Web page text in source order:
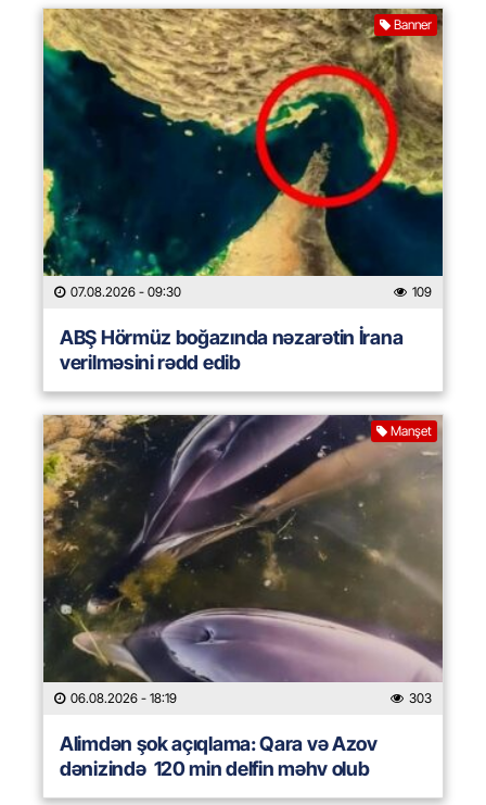
Banner
07.08.2026 - 09:30 109
ABŞ Hörmüz boğazında nəzarətin İrana
verilməsini rədd edib
Manşet
06.08.2026 - 18:19 303
Alimdən şok açıqlama: Qara və Azov
dənizində 120 min delfin məhv olub